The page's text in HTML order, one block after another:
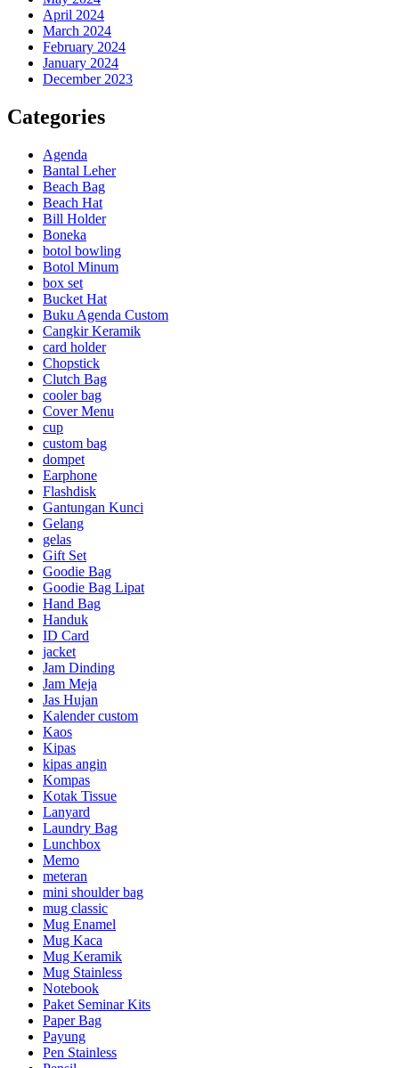
April 2024
March 2024
February 2024
January 2024
December 2023
Categories
Agenda
Bantal Leher
Beach Bag
Beach Hat
Bill Holder
Boneka
botol bowling
Botol Minum
box set
Bucket Hat
Buku Agenda Custom
Cangkir Keramik
card holder
Chopstick
Clutch Bag
cooler bag
Cover Menu
cup
custom bag
dompet
Earphone
Flashdisk
Gantungan Kunci
Gelang
gelas
Gift Set
Goodie Bag
Goodie Bag Lipat
Hand Bag
Handuk
ID Card
jacket
Jam Dinding
Jam Meja
Jas Hujan
Kalender custom
Kaos
Kipas
kipas angin
Kompas
Kotak Tissue
Lanyard
Laundry Bag
Lunchbox
Memo
meteran
mini shoulder bag
mug classic
Mug Enamel
Mug Kaca
Mug Keramik
Mug Stainless
Notebook
Paket Seminar Kits
Paper Bag
Payung
Pen Stainless